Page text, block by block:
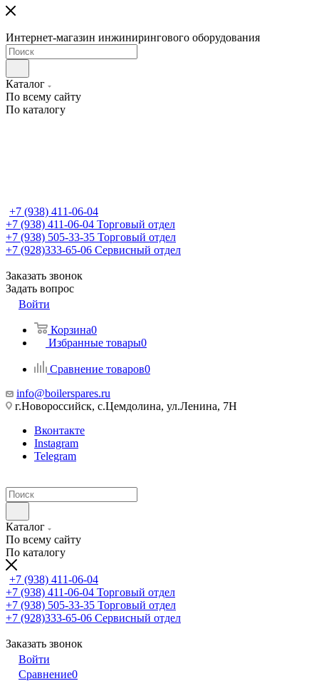
Интернет-магазин инжинирингового оборудования
Каталог
По всему сайту
По каталогу
+7 (938) 411-06-04
+7 (938) 411-06-04 Торговый отдел
+7 (938) 505-33-35 Торговый отдел
+7 (928)333-65-06 Сервисный отдел
Заказать звонок
Задать вопрос
Войти
Корзина0
Избранные товары0
Сравнение товаров0
info@boilerspares.ru
г.Новороссийск, с.Цемдолина, ул.Ленина, 7Н
Вконтакте
Instagram
Telegram
Каталог
По всему сайту
По каталогу
+7 (938) 411-06-04
+7 (938) 411-06-04 Торговый отдел
+7 (938) 505-33-35 Торговый отдел
+7 (928)333-65-06 Сервисный отдел
Заказать звонок
Войти
Сравнение0